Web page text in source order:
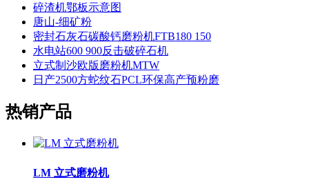
碎渣机鄂板示意图
唐山-细矿粉
密封石灰石碳酸钙磨粉机FTB180 150
水电站600 900反击破碎石机
立式制沙欧版磨粉机MTW
日产2500方蛇纹石PCL环保高产预粉磨
热销产品
LM 立式磨粉机